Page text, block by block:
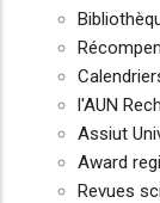
l'AUN
Assiut
Award
Revues